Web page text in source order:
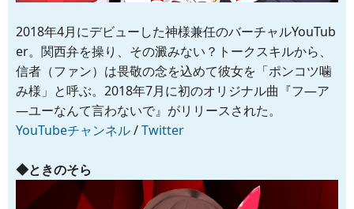
2018年4月にデビューした神様兼任のバーチャルYouTub
er。関西弁を操り、その澱みない？トークスキルから、
信者（ファン）は畏敬の念を込めて彼女を「ポンコツ噛
み様」と呼ぶ。2018年7月に初のオリジナル曲『フ―ア
―ユーなんて言わないで』がリリースされた。
YouTubeチャンネル/Twitter
◆ときのそら